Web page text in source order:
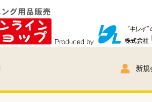
新規